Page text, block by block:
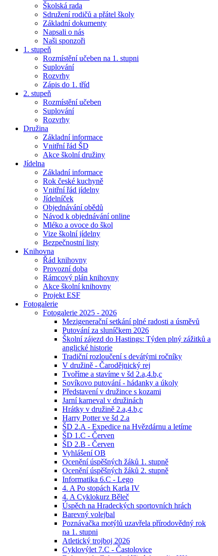
Školská rada
Sdružení rodičů a přátel školy
Základní dokumenty
Napsali o nás
Naši sponzoři
1. stupeň
Rozmístění učeben na 1. stupni
Suplování
Rozvrhy
Zápis do 1. tříd
2. stupeň
Rozmístění učeben
Suplování
Rozvrhy
Družina
Základní informace
Vnitřní řád ŠD
Akce školní družiny
Jídelna
Základní informace
Rok české kuchyně
Vnitřní řád jídelny
Jídelníček
Objednávání obědů
Návod k objednávání online
Mléko a ovoce do škol
Vize školní jídelny
Bezpečnostní listy
Knihovna
Řád knihovny
Provozní doba
Rámcový plán knihovny
Akce školní knihovny
Projekt ESF
Fotogalerie
Fotogalerie 2025 - 2026
Mezigenerační setkání plné radosti a úsměvů
Putování za sluníčkem 2026
Školní zájezd do Hastings: Týden plný zážitků a
anglické historie
Tradiční rozloučení s devátými ročníky
V družině - Čarodějnický rej
Tvoříme a stavíme v šd 2.a,4.b,c
Sovíkovo putování - hádanky a úkoly
Představení v družince s kozami
Jarní karneval v družinách
Hrátky v družině 2.a,4.b,c
Harry Potter ve šd 2.a
ŠD 2.A - Expedice na Hvězdárnu a letíme
ŠD 1.C - Červen
ŠD 2.B - Červen
Vyhlášení OB
Ocenění úspěšných žáků 1. stupně
Ocenění úspěšných žáků 2. stupně
Informatika 6.C - Lego
4. A Po stopách Karla IV
4. A Cyklokurz Běleč
Úspěch na Hradeckých sportovních hrách
Barevný volejbal
Poznávačka motýlů uzavřela přírodovědný rok
na 1. stupni
Atletický trojboj 2026
Cyklovýlet 7.C - Častolovice